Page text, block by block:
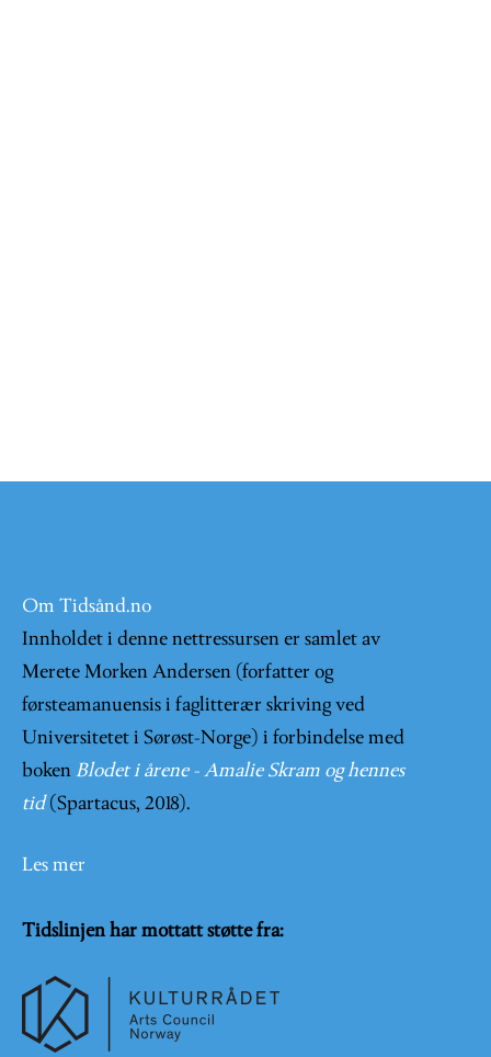
Om Tidsånd.no
Innholdet i denne nettressursen er samlet av
Merete Morken Andersen (forfatter og
førsteamanuensis i faglitterær skriving ved
Universitetet i Sørøst-Norge) i forbindelse med
boken Blodet i årene - Amalie Skram og hennes
tid (Spartacus, 2018).
Les mer
Tidslinjen har mottatt støtte fra: